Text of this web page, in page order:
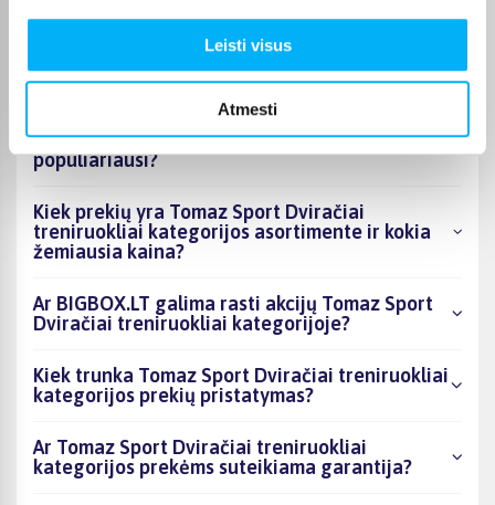
Leisti visus
Atmesti
Kokie Tomaz Sport Dviračiai treniruokliai
kategorijoje esantys produktai šiuo metu
populiariausi?
Kiek prekių yra Tomaz Sport Dviračiai
treniruokliai kategorijos asortimente ir kokia
žemiausia kaina?
Ar BIGBOX.LT galima rasti akcijų Tomaz Sport
Dviračiai treniruokliai kategorijoje?
Kiek trunka Tomaz Sport Dviračiai treniruokliai
kategorijos prekių pristatymas?
Ar Tomaz Sport Dviračiai treniruokliai
kategorijos prekėms suteikiama garantija?